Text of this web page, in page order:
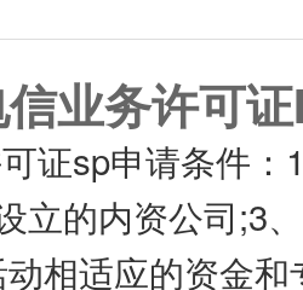
业务许可
证sp申请条件
立的内资公司;3
相适应的资金